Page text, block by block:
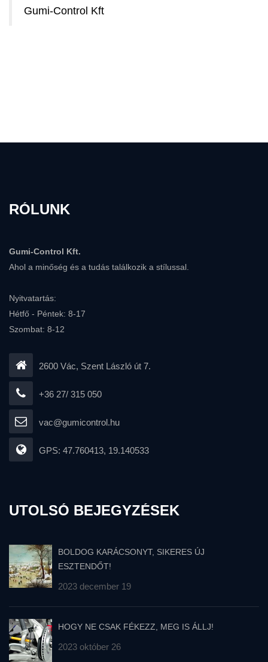
Gumi-Control Kft
RÓLUNK
Gumi-Control Kft.
Ahol a minőség és a tudás találkozik a stílussal.
Nyitvatartás:
Hétfő - Péntek: 8-17
Szombat: 8-12
2600 Vác, Szent László út 7.
+36 27/ 315 050
vac@gumicontrol.hu
GPS: 47.760413, 19.140533
UTOLSÓ BEJEGYZÉSEK
BOLDOG KARÁCSONYT, SIKERES ÚJ
ESZTENDŐT!
2023 december 19
HOGY NE CSAK FÉKEZZ, MEG IS ÁLLJ!
2023 október 26